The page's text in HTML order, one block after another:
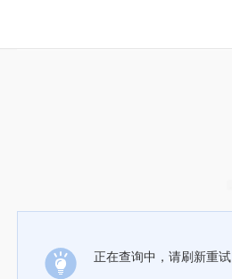
正在查询中，请刷新重试